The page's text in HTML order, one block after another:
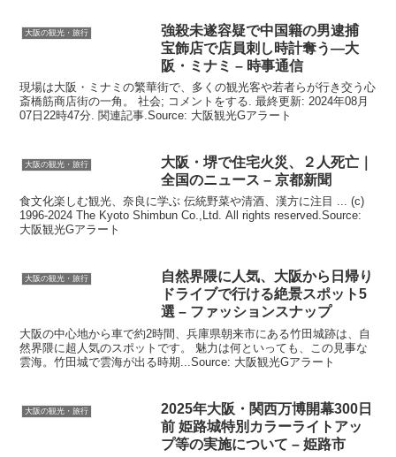
大阪の観光・旅行
強殺未遂容疑で中国籍の男逮捕
宝飾店で店員刺し時計奪う―大
阪 ・ミナミ – 時事通信
現場は大阪・ミナミの繁華街で、多くの観光客や若者らが行き交う心
斎橋筋商店街の一角。 社会; コメントをする. 最終更新: 2024年08月
07日22時47分. 関連記事.Source: 大阪観光Gアラート
大阪の観光・旅行 大阪 ・堺で住宅火災、２人死亡｜
全国のニュース – 京都新聞
食文化楽しむ観光、奈良に学ぶ 伝統野菜や清酒、漢方に注目 ... (c)
1996-2024 The Kyoto Shimbun Co.,Ltd. All rights reserved.Source:
大阪観光Gアラート
大阪の観光・旅行 自然界隈に人気、 大阪から日帰り
ドライブで行ける絶景スポット5
選 – ファッションスナップ
大阪の中心地から車で約2時間、兵庫県朝来市にある竹田城跡は、自
然界隈に超人気のスポットです。 魅力は何といっても、この見事な
雲海。竹田城で雲海が出る時期...Source: 大阪観光Gアラート
大阪の観光・旅行 2025年大阪 ・関西万博開幕300日
前 姫路城特別カラーライトアッ
プ等の実施について – 姫路市